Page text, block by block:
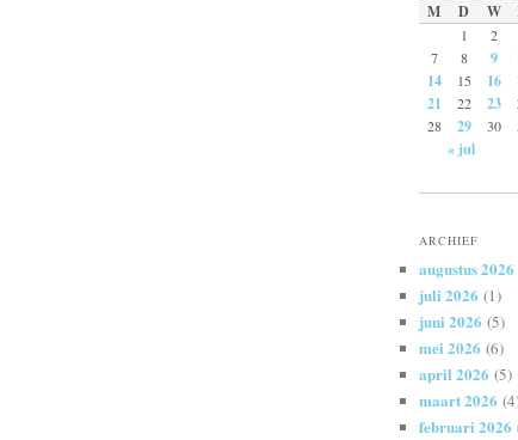
M D W
1 2
7
8 9
14 15 16
21 22 23
28 29 30
« jul
ARCHIEF
augustus 2026
juli 2026 (1)
juni 2026 (5)
mei 2026 (6)
april 2026 (5)
maart 2026
februari 2026